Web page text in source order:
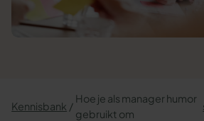
Kennisbank
Hoe je als manager humor
gebruikt om